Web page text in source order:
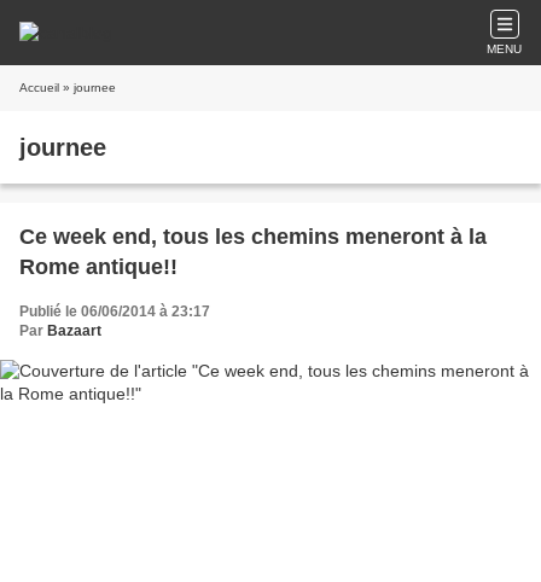
MENU
Accueil » journee
journee
Ce week end, tous les chemins meneront à la
Rome antique!!
Publié le 06/06/2014 à 23:17
Par Bazaart